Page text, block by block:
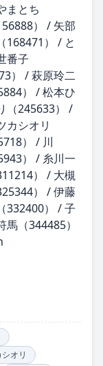
まとち
） / 矢部
168471） / と
番子
） / 萩原玲二
） / 松本ひ
（245633） /
カシオリ
） / 川
） / 糸川一
） / 大槻
） / 伊藤
332400） / 子
（344485）
オリ